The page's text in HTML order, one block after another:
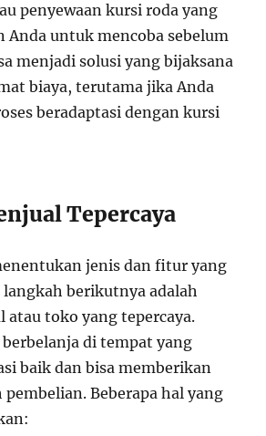
penyewaan kursi roda yang
Anda untuk mencoba sebelum
menjadi solusi yang bijaksana
biaya, terutama jika Anda
beradaptasi dengan kursi
Tepercaya
jenis dan fitur yang
berikutnya adalah
atau toko yang tepercaya.
di tempat yang
baik dan bisa memberikan
pembelian. Beberapa hal yang